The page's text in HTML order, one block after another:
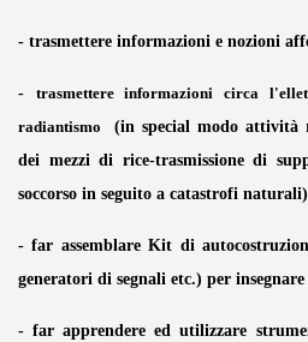
- trasmettere informazioni e nozioni
- trasmettere informazioni circa
radiantismo
(in special modo attività
dei mezzi di rice-trasmissione di
soccorso in seguito a catastrofi naturali)
- far assemblare Kit di
generatori di segnali etc.) per
- far apprendere ed utilizzare